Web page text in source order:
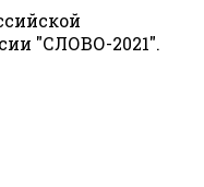
"СЛОВО-2021".